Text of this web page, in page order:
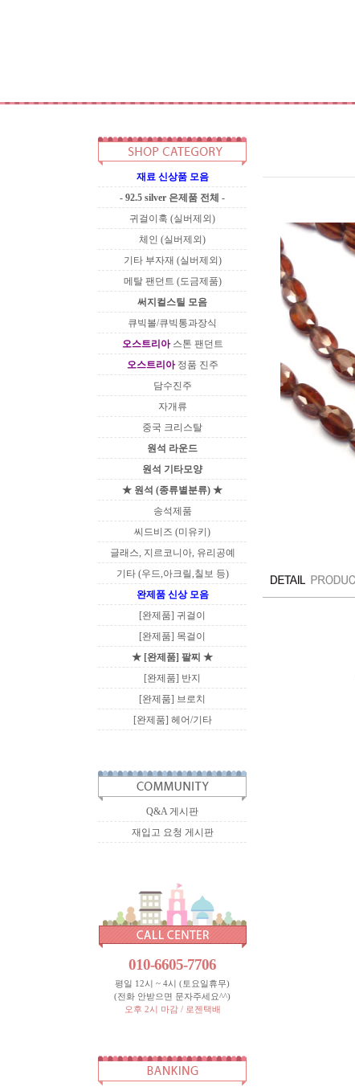
재료 신상품 모음
- 92.5 silver 은제품 전체 -
귀걸이훅 (실버제외)
체인 (실버제외)
기타 부자재 (실버제외)
메탈 팬던트 (도금제품)
써지컬스틸 모음
큐빅볼/큐빅통과장식
오스트리아스톤 팬던트
오스트리아정품 진주
담수진주
자개류
중국 크리스탈
원석 라운드
원석 기타모양
★ 원석 (종류별분류) ★
송석제품
씨드비즈 (미유키)
글래스, 지르코니아, 유리공예
기타 (우드,아크릴,칠보 등)
완제품 신상 모음
[완제품] 귀걸이
[완제품] 목걸이
★ [완제품] 팔찌 ★
[완제품] 반지
[완제품] 브로치
[완제품] 헤어/기타
Q&A 게시판
재입고 요청 게시판
010-6605-7706
평일 12시 ~ 4시 (토요일휴무)
(전화 안받으면 문자주세요^^)
오후 2시 마감 / 로젠택배